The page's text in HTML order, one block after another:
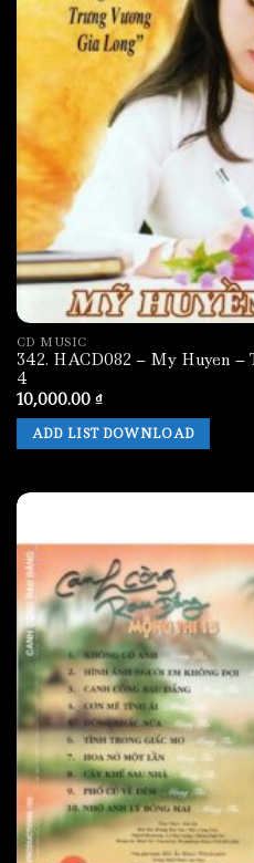
CD MUSIC
342. HACD082 – My Huyen –
4
10,000.00 ₫
ADD LIST DOWNLOAD